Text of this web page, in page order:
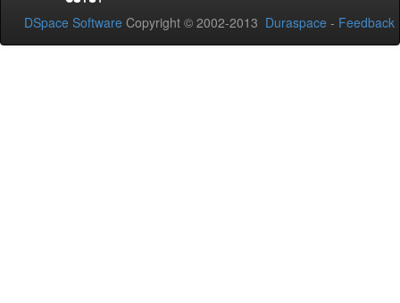
DSpace Software Copyright © 2002-2013 Duraspace - Feedback